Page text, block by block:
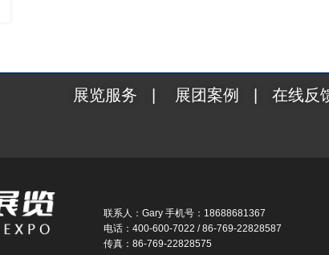
展览服务 展团案例 在线反
联系人：Gary 手机号：18688681367
电话：400-600-7022 / 86-769-22828587
传真：86-769-22828575